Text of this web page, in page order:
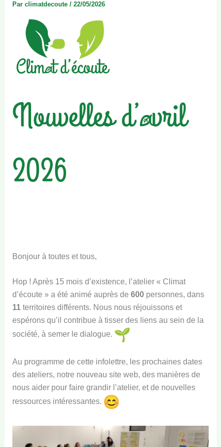
Par climatdecoute / 22/05/2026
Nouvelles d’avril
2026
Bonjour à toutes et tous,
Hop ! Après 15 mois d’existence, l’atelier « Climat
d’écoute » a été animé auprès de 600personnes, dans
11territoires différents. Nous nous réjouissons et
espérons qu’il contribue à tisser des liens au sein de la
société, à semer le dialogue.
Au programme de cette infolettre, les prochaines dates
des ateliers, notre nouveau site web, des manières de
nous aider pour faire grandir l’atelier, et de nouvelles
ressources intéressantes.